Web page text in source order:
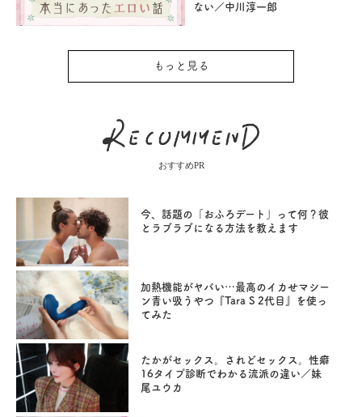
ない／中川淳一郎
もっと見る
おすすめPR
今、話題の「おふろデート」って何？彼
とラブラブになる方法を教えます
加熱機能がヤバい…最高のイカせマシー
ン青い吸うやつ『Tara S 2代目』を使っ
てみた
たかがセックス。されどセックス。性癖
16タイプ診断でわかる流派の違い／妹
尾ユウカ